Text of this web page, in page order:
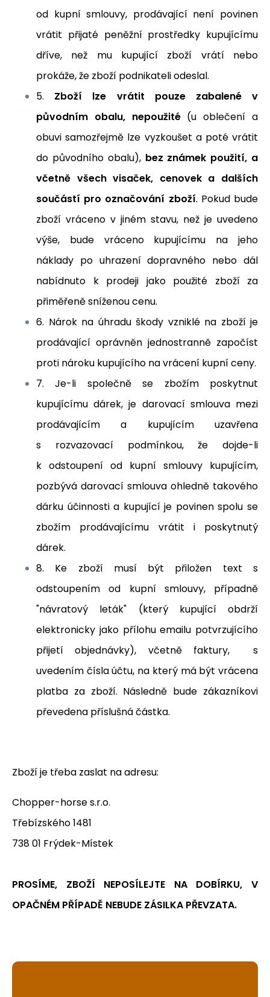
od kupní smlouvy, prodávající není povinen
vrátit přijaté peněžní prostředky kupujícímu
dříve, než mu kupující zboží vrátí nebo
prokáže, že zboží podnikateli odeslal.
5. Zboží lze vrátit pouze zabalené v
původním obalu, nepoužité(u oblečení a
obuvi samozřejmě lze vyzkoušet a poté vrátit
do původního obalu), bez známek použití, a
včetně všech visaček, cenovek a dalších
součástí pro označování zboží. Pokud bude
zboží vráceno v jiném stavu, než je uvedeno
výše, bude vráceno kupujícímu na jeho
náklady po uhrazení dopravného nebo dál
nabídnuto k prodeji jako použité zboží za
přiměřeně sníženou cenu.
6. Nárok na úhradu škody vzniklé na zboží je
prodávající oprávněn jednostranně započíst
proti nároku kupujícího na vrácení kupní ceny.
7. Je-li společně se zbožím poskytnut
kupujícímu dárek, je darovací smlouva mezi
prodávajícím a kupujícím uzavřena
s rozvazovací podmínkou, že dojde-li
k odstoupení od kupní smlouvy kupujícím,
pozbývá darovací smlouva ohledně takového
dárku účinnosti a kupující je povinen spolu se
zbožím prodávajícímu vrátit i poskytnutý
dárek.
8. Ke zboží musí být přiložen text s
odstoupením od kupní smlouvy, případně
"návratový leták" (který kupující obdrží
elektronicky jako přílohu emailu potvrzujícího
přijetí objednávky), včetně faktury, s
uvedením čísla účtu, na který má být vrácena
platba za zboží. Následně bude zákazníkovi
převedena příslušná částka.
Zboží je třeba zaslat na adresu:
Chopper-horse s.r.o.
Třebízského 1481
738 01 Frýdek-Místek
PROSÍME, ZBOŽÍ NEPOSÍLEJTE NA DOBÍRKU, V
OPAČNÉM PŘÍPADĚ NEBUDE ZÁSILKA PŘEVZATA.